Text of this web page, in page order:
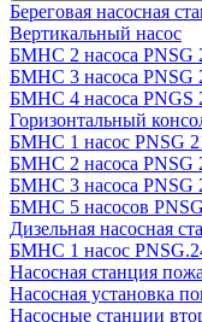
Береговая насосная
Вертикальный насос
БМНС 2 насоса PNSG
БМНС 3 насоса PNSG
БМНС 4 насоса PNGS
Горизонтальный
БМНС 1 насос PNSG
БМНС 2 насоса PNSG
БМНС 3 насоса PNSG
БМНС 5 насосов
Дизельная насосная
БМНС 1 насос
Насосная станция
Насосная установка
Насосные станции